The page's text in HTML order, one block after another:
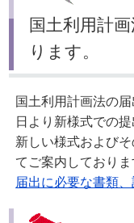
国土利用計
ります。
国土利用計画法の
日より新様式での提
新しい様式および
てご案内しておりま
届出に必要な書類